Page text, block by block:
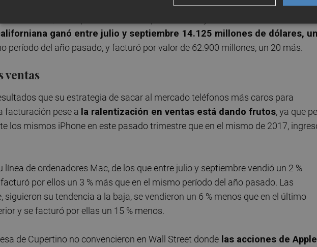
trimestrales, a los que más atención prestaban hoy los analistas e inversores en
ganó entre julio y septiembre 14.125 millones de dólares, un
período del año pasado, y facturó por valor de 62.900 millones, un 20 más.
ventas
que su estrategia de sacar al mercado teléfonos más caros para
facturación pese a la ralentización en ventas está dando frutos, ya que
los mismos iPhone en este pasado trimestre que en el mismo de 2017,
de ordenadores Mac, de los que entre julio y septiembre vendió un 2 %
por ellos un 3 % más que en el mismo período del año pasado. Las
siguieron su tendencia a la baja, se vendieron un 6 % menos que en el último
y se facturó por ellas un 15 % menos.
de Cupertino no convencieron en Wall Street donde las acciones de Apple